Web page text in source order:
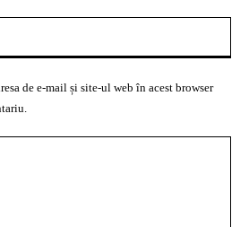
de e-mail și site-ul web în acest browser